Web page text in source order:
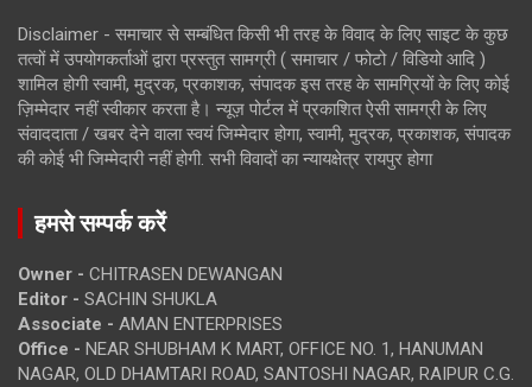
Disclaimer - समाचार से सम्बंधित किसी भी तरह के विवाद के लिए साइट के कुछ
तत्वों में उपयोगकर्ताओं द्वारा प्रस्तुत सामग्री ( समाचार / फोटो / विडियो आदि )
शामिल होगी स्वामी, मुद्रक, प्रकाशक, संपादक इस तरह के सामग्रियों के लिए कोई
ज़िम्मेदार नहीं स्वीकार करता है। न्यूज़ पोर्टल में प्रकाशित ऐसी सामग्री के लिए
संवाददाता / खबर देने वाला स्वयं जिम्मेदार होगा, स्वामी, मुद्रक, प्रकाशक, संपादक
की कोई भी जिम्मेदारी नहीं होगी. सभी विवादों का न्यायक्षेत्र रायपुर होगा
हमसे सम्पर्क करें
Owner - CHITRASEN DEWANGAN
Editor - SACHIN SHUKLA
Associate - AMAN ENTERPRISES
Office - NEAR SHUBHAM K MART, OFFICE NO. 1, HANUMAN
NAGAR, OLD DHAMTARI ROAD, SANTOSHI NAGAR, RAIPUR C.G.